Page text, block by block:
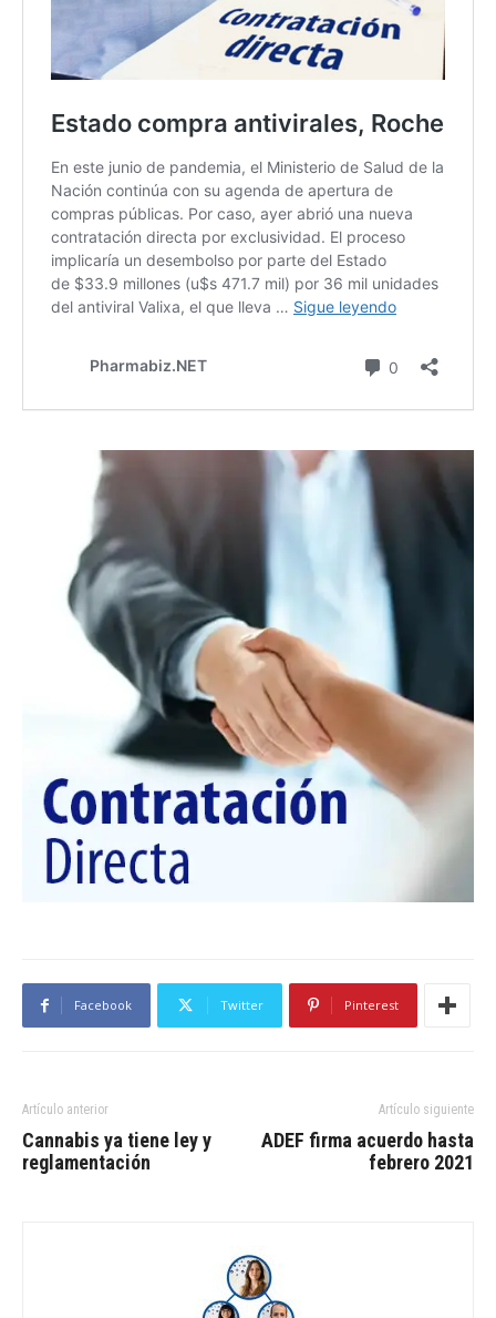
Facebook Twitter Pinterest
Artículo anterior
Cannabis ya tiene ley y
reglamentación
Artículo siguiente
ADEF firma acuerdo hasta
febrero 2021